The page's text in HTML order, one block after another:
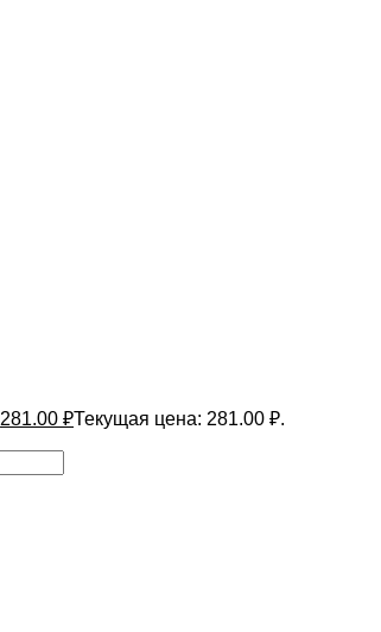
281.00 ₽Текущая цена: 281.00 ₽.